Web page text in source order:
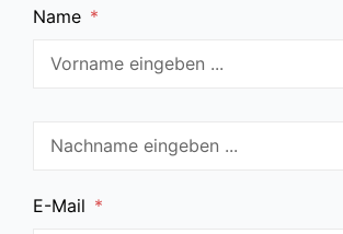
Name *
E-Mail *